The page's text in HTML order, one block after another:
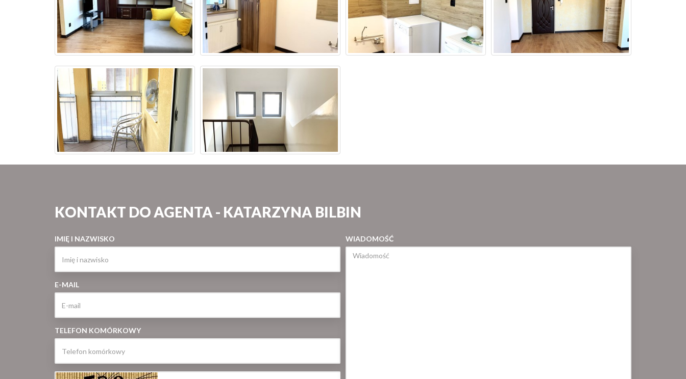
KONTAKT DO AGENTA - KATARZYNA BILBIN
IMIĘ I NAZWISKO
E-MAIL
TELEFON KOMÓRKOWY
WIADOMOŚĆ